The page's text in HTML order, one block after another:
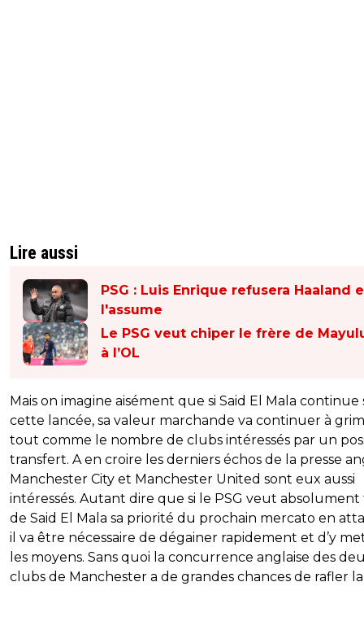
Lire aussi
PSG : Luis Enrique refusera Haaland
l'assume
Le PSG veut chiper le frère de
à l’OL
Mais on imagine aisément que si Said El Mala continue
cette lancée, sa valeur marchande va continuer à
tout comme le nombre de clubs intéressés par un
transfert. A en croire les derniers échos de la presse
Manchester City et Manchester United sont eux aussi
intéressés. Autant dire que si le PSG veut absolument
de Said El Mala sa priorité du prochain mercato en
il va être nécessaire de dégainer rapidement et d’y
les moyens. Sans quoi la concurrence anglaise des
clubs de Manchester a de grandes chances de rafler la